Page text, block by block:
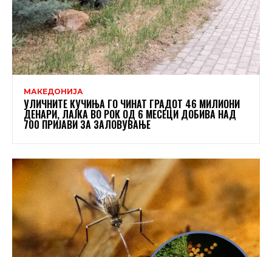
МАКЕДОНИЈА
УЛИЧНИТЕ КУЧИЊА ГО ЧИНАТ ГРАДОТ 46 МИЛИОНИ
ДЕНАРИ, ЛАЈКА ВО РОК ОД 6 МЕСЕЦИ ДОБИВА НАД
700 ПРИЈАВИ ЗА ЗАЛОВУВАЊЕ